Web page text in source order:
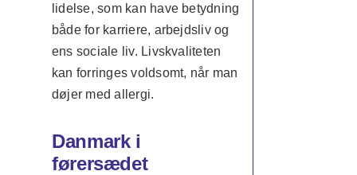
lidelse, som kan have betydning
både for karriere, arbejdsliv og
ens sociale liv. Livskvaliteten
kan forringes voldsomt, når man
døjer med allergi.
Danmark i
førersædet